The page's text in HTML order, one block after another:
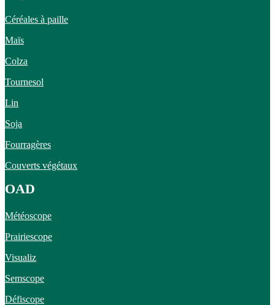
Céréales à paille
Maïs
Colza
Tournesol
Lin
Soja
Fourragères
Couverts végétaux
OAD
Météoscope
Prairiescope
Visualiz
Semscope
Défiscope